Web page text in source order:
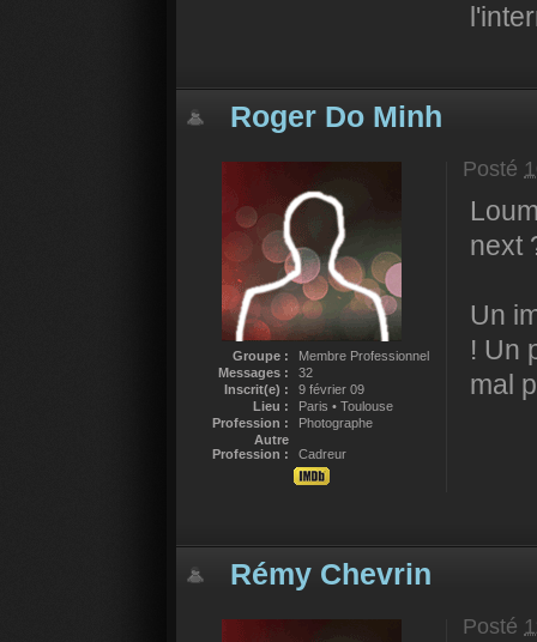
Roger Do Minh
Groupe :
Membre Professionnel
Messages :
32
Inscrit(e) :
9 février 09
Lieu :
Paris • Toulouse
Profession :
Photographe
Autre
Profession :
Cadreur
Posté
next
Un
! Un
mal
Rémy Chevrin
Posté